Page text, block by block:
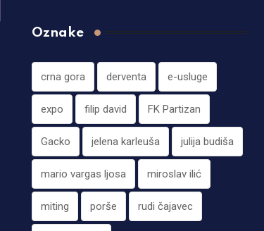
Oznake
crna gora derventa e-usluge
expo filip david FK Partizan
Gacko jelena karleuša julija budiša
mario vargas ljosa miroslav ilić
miting porše rudi čajavec